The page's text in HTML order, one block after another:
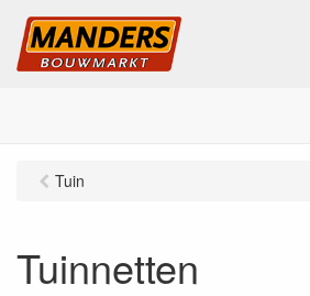
Tuin
Tuinnetten